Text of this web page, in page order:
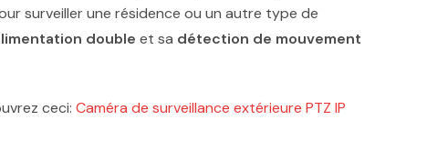
surveiller une résidence ou un autre type de
double et sa détection de mouvement
ceci: Caméra de surveillance extérieure PTZ IP